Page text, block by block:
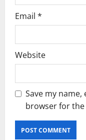
Email *
Website
Save my
browser for